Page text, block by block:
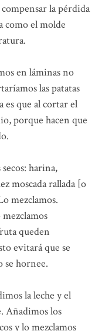
la pérdida
como el molde
en láminas no
las patatas
es que al cortar el
porque hacen que
harina,
moscada rallada [o
mezclamos.
queden
evitará que se
se hornee.
la leche y el
Añadimos los
y lo mezclamos